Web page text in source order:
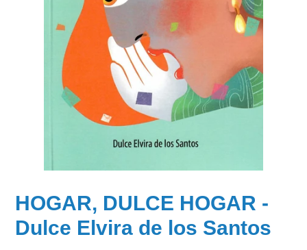
HOGAR, DULCE HOGAR -
Dulce Elvira de los Santos